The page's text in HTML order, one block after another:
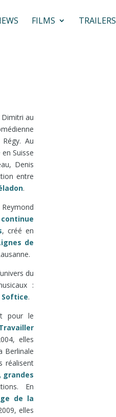
FILMS TRAILERS
Dimitri au
Au
Suisse
Denis
entre
.
continue
, créé en
de
du
:
Softice.
pour le
elles
Berlinale
réalisent
grandes
En
de la
elles